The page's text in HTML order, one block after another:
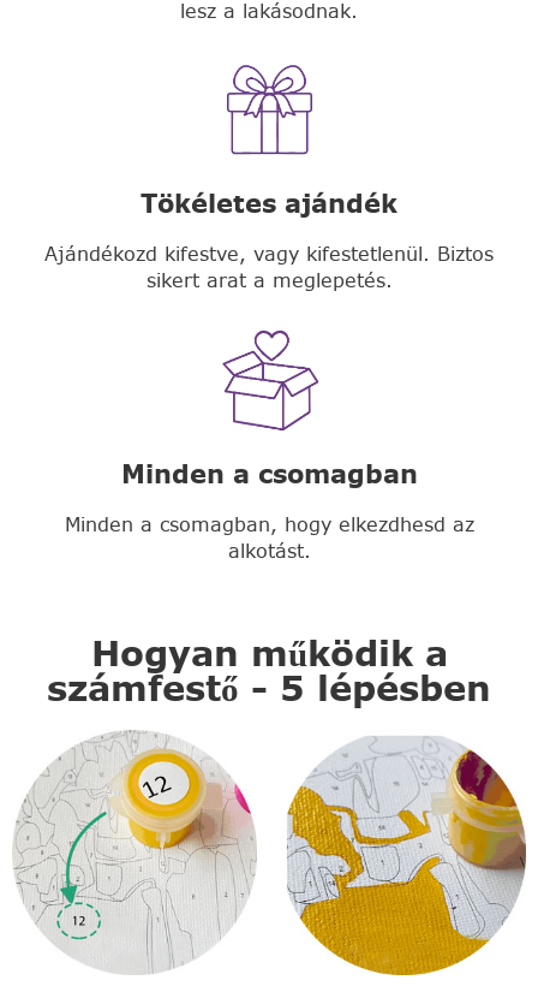
lesz a lakásodnak.
Tökéletes ajándék
Ajándékozd kifestve, vagy kifestetlenül. Biztos
sikert arat a meglepetés.
Minden a csomagban
Minden a csomagban, hogy elkezdhesd az
alkotást.
Hogyan működik a
számfestő - 5 lépésben